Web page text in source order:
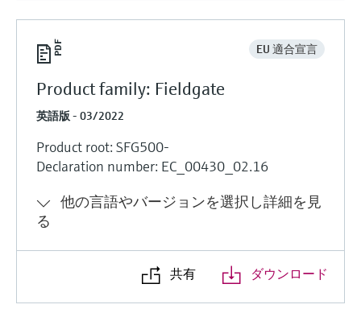
EU 適合宣言
Product family: Fieldgate
英語版 - 03/2022
Product root: SFG500-
Declaration number: EC_00430_02.16
他の言語やバージョンを選択し詳細を見
る
共有 ダウンロード